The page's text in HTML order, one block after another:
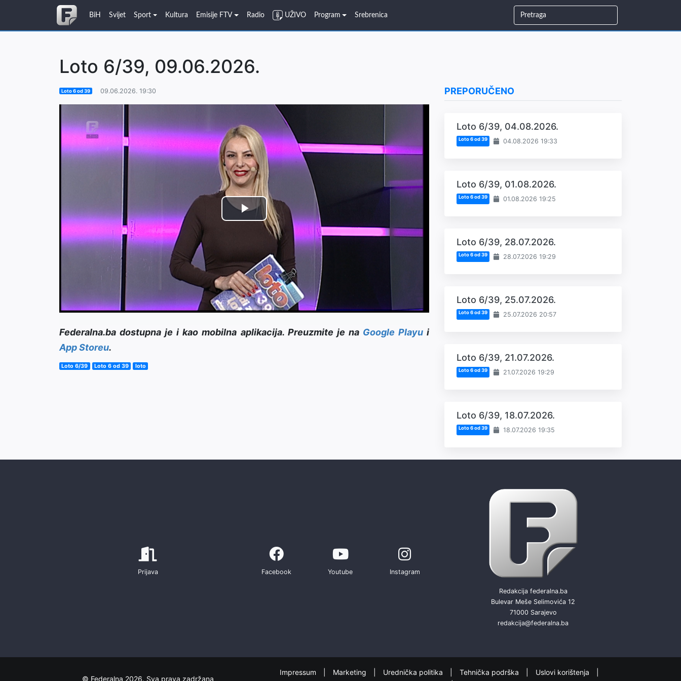
BiH Svijet Sport Kultura Emisije FTV Radio UŽIVO Program Srebrenica
Loto 6/39, 09.06.2026.
Loto 6 od 39 09.06.2026. 19:30
Play
Video
Federalna.ba dostupna je i kao mobilna aplikacija. Preuzmite je na Google Playui
App Storeu.
Loto 6/39 Loto 6 od 39 loto
PREPORUČENO
Loto 6/39, 04.08.2026.
Loto 6 od 39 04.08.2026 19:33
Loto 6/39, 01.08.2026.
Loto 6 od 39 01.08.2026 19:25
Loto 6/39, 28.07.2026.
Loto 6 od 39 28.07.2026 19:29
Loto 6/39, 25.07.2026.
Loto 6 od 39 25.07.2026 20:57
Loto 6/39, 21.07.2026.
Loto 6 od 39 21.07.2026 19:29
Loto 6/39, 18.07.2026.
Loto 6 od 39 18.07.2026 19:35
Prijava Facebook Youtube Instagram
Redakcija federalna.ba
Bulevar Meše Selimovića 12
71000 Sarajevo
redakcija@federalna.ba
© Federalna 2026. Sva prava zadržana
Impressum Marketing Urednička politika Tehnička podrška
Uslovi korištenja